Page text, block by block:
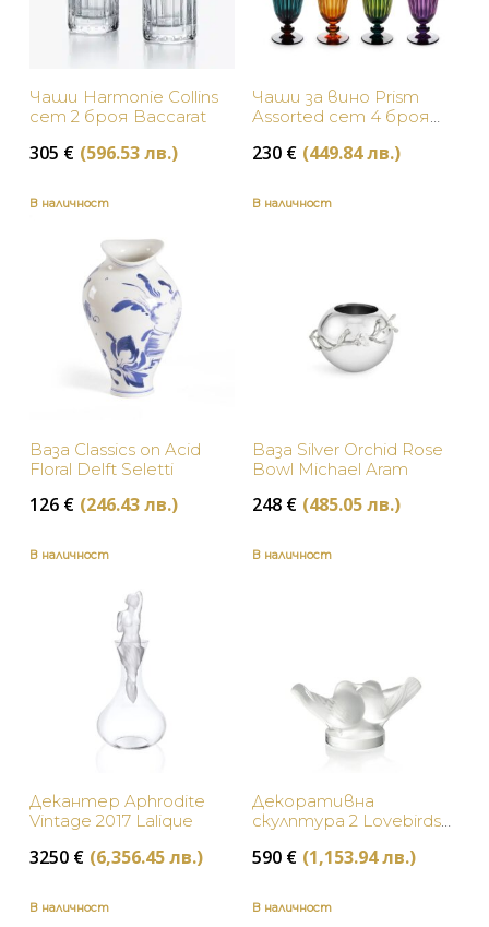
Чаши Harmonie Collins
сет 2 броя Baccarat
305 € (596.53 лв.)
Чаши за вино Prism
Assorted сет 4 броя
230 € (449.84 лв.)
В наличност
Ваза Classics on Acid
Floral Delft Seletti
126 € (246.43 лв.)
В наличност
Ваза Silver Orchid Rose
Bowl Michael Aram
248 € (485.05 лв.)
В наличност
Декантер Aphrodite
Vintage 2017 Lalique
3250 € (6,356.45 лв.)
В наличност
Декоративна
скулптура 2 Lovebirds
590 € (1,153.94 лв.)
В наличност В наличност